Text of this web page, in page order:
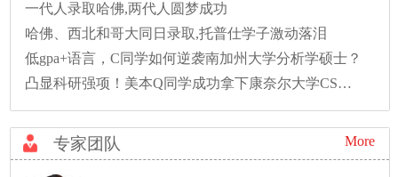
一代人录取哈佛,两代人圆梦成功
哈佛、西北和哥大同日录取,托普仕学子激动落泪
低gpa+语言，C同学如何逆袭南加州大学分析学硕士？
凸显科研强项！美本Q同学成功拿下康奈尔大学CS硕士录取！
专家团队 More